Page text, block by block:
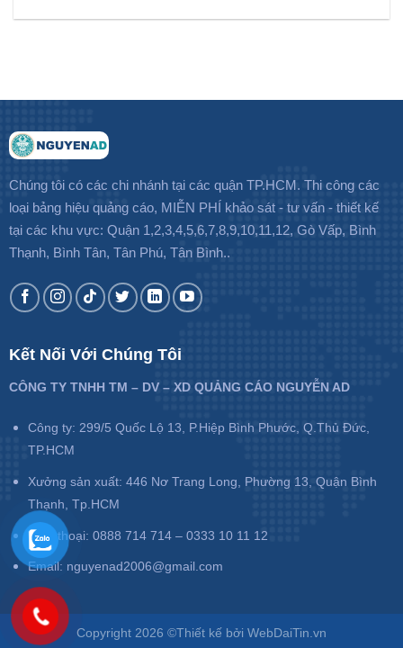
Chúng tôi có các chi nhánh tại các quận TP.HCM. Thi công các
loại bảng hiệu quảng cáo, MIỄN PHÍ khảo sát - tư vấn - thiết kế
tại các khu vực: Quận 1,2,3,4,5,6,7,8,9,10,11,12, Gò Vấp, Bình
Thạnh, Bình Tân, Tân Phú, Tân Bình..
Kết Nối Với Chúng Tôi
CÔNG TY TNHH TM – DV – XD QUẢNG CÁO NGUYỄN AD
Công ty: 299/5 Quốc Lộ 13, P.Hiệp Bình Phước, Q.Thủ Đức,
TP.HCM
Xưởng sản xuất: 446 Nơ Trang Long, Phường 13, Quận Bình
Thạnh, Tp.HCM
Điện thoại: 0888 714 714 – 0333 10 11 12
Email: nguyenad2006@gmail.com
Copyright 2026 ©Thiết kế bởi WebDaiTin.vn